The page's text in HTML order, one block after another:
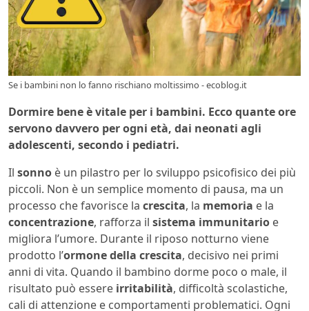
Se i bambini non lo fanno rischiano moltissimo - ecoblog.it
Dormire bene è vitale per i bambini. Ecco quante ore
servono davvero per ogni età, dai neonati agli
adolescenti, secondo i pediatri.
Il sonno è un pilastro per lo sviluppo psicofisico dei più
piccoli. Non è un semplice momento di pausa, ma un
processo che favorisce la crescita, la memoria e la
concentrazione, rafforza il sistema immunitario e
migliora l’umore. Durante il riposo notturno viene
prodotto l’ormone della crescita, decisivo nei primi
anni di vita. Quando il bambino dorme poco o male, il
risultato può essere irritabilità, difficoltà scolastiche,
cali di attenzione e comportamenti problematici. Ogni